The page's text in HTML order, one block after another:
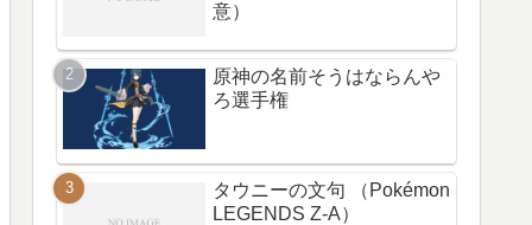
意）
原神の名前そうはならんや
ろ選手権
タウニーの文句 （Pokémon
LEGENDS Z-A）